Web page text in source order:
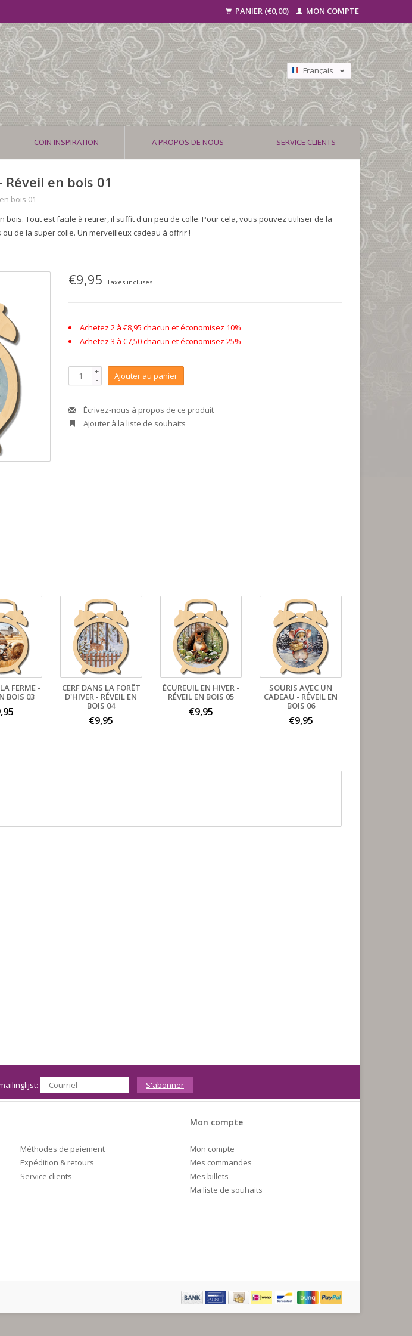
PANIER (€0,00) MON COMPTE
Français
Nederlands
Deutsch
COIN INSPIRATION A PROPOS DE NOUS SERVICE CLIENTS
en bois 01
bois 01
bois. Tout est facile à retirer, il suffit d'un peu de colle. Pour cela, vous pouvez utiliser de la
de la super colle. Un merveilleux cadeau à offrir !
€9,95Taxes incluses
Achetez 2 à €8,95 chacun et économisez 10%
Achetez 3 à €7,50 chacun et économisez 25%
+
- Ajouter au panier
Écrivez-nous à propos de ce produit
Ajouter à la liste de souhaits
FERME -
BOIS 03
CERF DANS LA FORÊT
D'HIVER - RÉVEIL EN
BOIS 04
€9,95
ÉCUREUIL EN HIVER -
RÉVEIL EN BOIS 05
€9,95
SOURIS AVEC UN
CADEAU - RÉVEIL EN
BOIS 06
€9,95
S'abonner
Méthodes de paiement
Expédition & retours
Service clients
Mon compte
Mon compte
Mes commandes
Mes billets
Ma liste de souhaits